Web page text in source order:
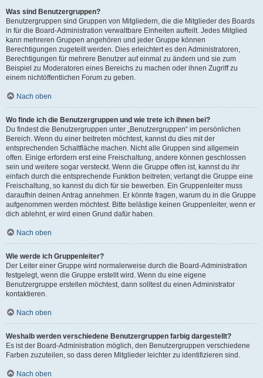
Was sind Benutzergruppen?
Benutzergruppen sind Gruppen von Mitgliedern, die die Mitglieder des Boards
in für die Board-Administration verwaltbare Einheiten aufteilt. Jedes Mitglied
kann mehreren Gruppen angehören und jeder Gruppe können
Berechtigungen zugeteilt werden. Dies erleichtert es den Administratoren,
Berechtigungen für mehrere Benutzer auf einmal zu ändern und sie zum
Beispiel zu Moderatoren eines Bereichs zu machen oder ihnen Zugriff zu
einem nichtöffentlichen Forum zu geben.
Nach oben
Wo finde ich die Benutzergruppen und wie trete ich ihnen bei?
Du findest die Benutzergruppen unter „Benutzergruppen“ im persönlichen
Bereich. Wenn du einer beitreten möchtest, kannst du dies mit der
entsprechenden Schaltfläche machen. Nicht alle Gruppen sind allgemein
offen. Einige erfordern erst eine Freischaltung, andere können geschlossen
sein und weitere sogar versteckt. Wenn die Gruppe offen ist, kannst du ihr
einfach durch die entsprechende Funktion beitreten; verlangt die Gruppe eine
Freischaltung, so kannst du dich für sie bewerben. Ein Gruppenleiter muss
daraufhin deinen Antrag annehmen. Er könnte fragen, warum du in die Gruppe
aufgenommen werden möchtest. Bitte belästige keinen Gruppenleiter, wenn er
dich ablehnt, er wird einen Grund dafür haben.
Nach oben
Wie werde ich Gruppenleiter?
Der Leiter einer Gruppe wird normalerweise durch die Board-Administration
festgelegt, wenn die Gruppe erstellt wird. Wenn du eine eigene
Benutzergruppe erstellen möchtest, dann solltest du einen Administrator
kontaktieren.
Nach oben
Weshalb werden verschiedene Benutzergruppen farbig dargestellt?
Es ist der Board-Administration möglich, den Benutzergruppen verschiedene
Farben zuzuteilen, so dass deren Mitglieder leichter zu identifizieren sind.
Nach oben